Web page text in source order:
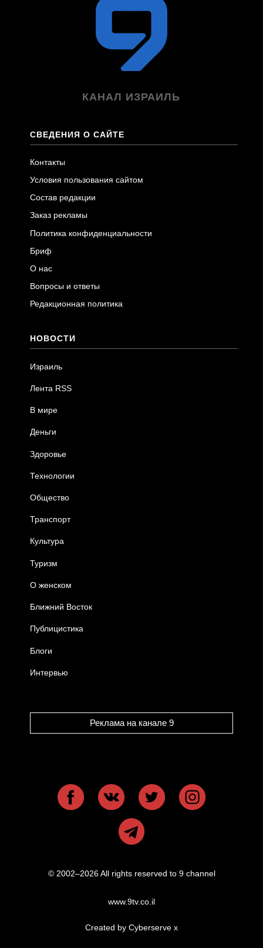
КАНАЛ ИЗРАИЛЬ
СВЕДЕНИЯ О САЙТЕ
Контакты
Условия пользования сайтом
Состав редакции
Заказ рекламы
Политика конфиденциальности
Бриф
О нас
Вопросы и ответы
Редакционная политика
НОВОСТИ
Израиль
Лента RSS
В мире
Деньги
Здоровье
Технологии
Общество
Транспорт
Культура
Туризм
О женском
Ближний Восток
Публицистика
Блоги
Интервью
Реклама на канале 9
© 2002–2026 All rights reserved to 9 channel
www.9tv.co.il
Created by Cyberserve x